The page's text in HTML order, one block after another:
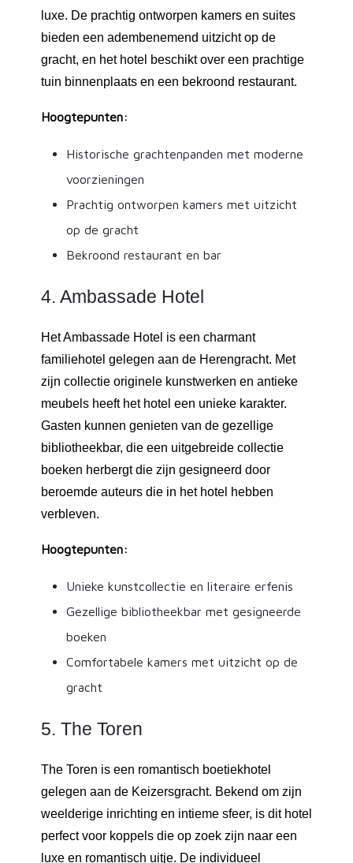
luxe. De prachtig ontworpen kamers en suites
bieden een adembenemend uitzicht op de
gracht, en het hotel beschikt over een prachtige
tuin binnenplaats en een bekroond restaurant.
Hoogtepunten:
Historische grachtenpanden met moderne
voorzieningen
Prachtig ontworpen kamers met uitzicht
op de gracht
Bekroond restaurant en bar
4. Ambassade Hotel
Het Ambassade Hotel is een charmant
familiehotel gelegen aan de Herengracht. Met
zijn collectie originele kunstwerken en antieke
meubels heeft het hotel een unieke karakter.
Gasten kunnen genieten van de gezellige
bibliotheekbar, die een uitgebreide collectie
boeken herbergt die zijn gesigneerd door
beroemde auteurs die in het hotel hebben
verbleven.
Hoogtepunten:
Unieke kunstcollectie en literaire erfenis
Gezellige bibliotheekbar met gesigneerde
boeken
Comfortabele kamers met uitzicht op de
gracht
5. The Toren
The Toren is een romantisch boetiekhotel
gelegen aan de Keizersgracht. Bekend om zijn
weelderige inrichting en intieme sfeer, is dit hotel
perfect voor koppels die op zoek zijn naar een
luxe en romantisch uitje. De individueel